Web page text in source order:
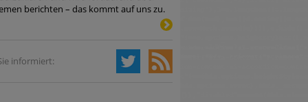
bei Web-DDoS-Angriffen
berichten – das kommt auf uns zu.
informiert: